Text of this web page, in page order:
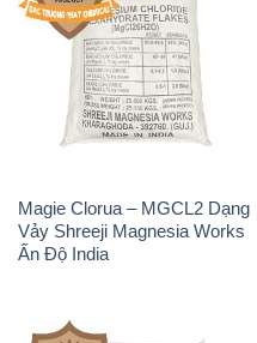
Magie Clorua – MGCL2 Dạng
Vảy Shreeji Magnesia Works
Ấn Độ India